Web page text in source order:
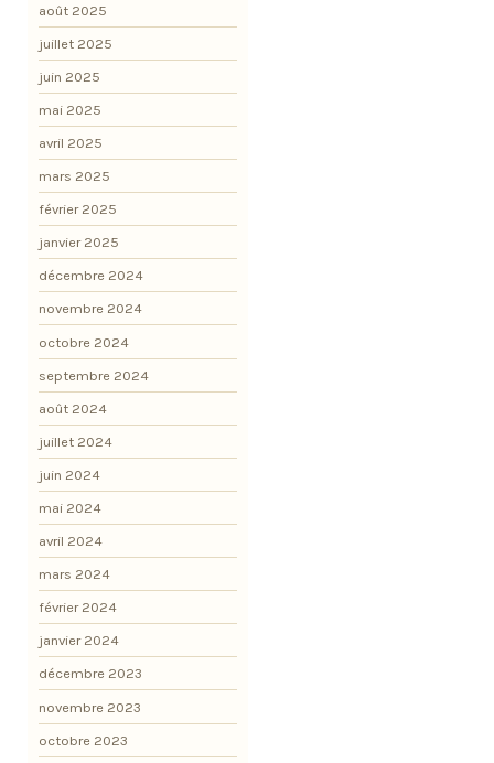
août 2025
juillet 2025
juin 2025
mai 2025
avril 2025
mars 2025
février 2025
janvier 2025
décembre 2024
novembre 2024
octobre 2024
septembre 2024
août 2024
juillet 2024
juin 2024
mai 2024
avril 2024
mars 2024
février 2024
janvier 2024
décembre 2023
novembre 2023
octobre 2023